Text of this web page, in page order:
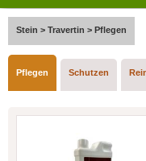
Stein > Travertin > Pflegen
Pflegen Schutzen